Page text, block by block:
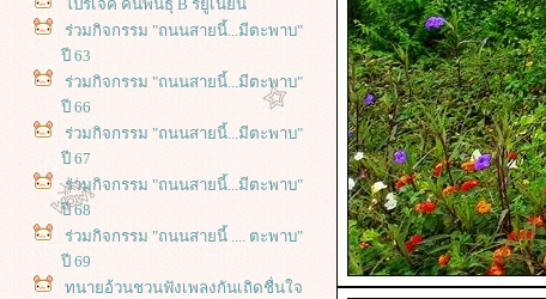
ปรเจ็ค คนพันธุ์ B รียูเนี่ยน
ร่วมกิจกรรม "ถนนสายนี้...มีตะพาบ"
ปี 63
ร่วมกิจกรรม "ถนนสายนี้...มีตะพาบ"
ปี 66
ร่วมกิจกรรม "ถนนสายนี้...มีตะพาบ"
ปี 67
ร่วมกิจกรรม "ถนนสายนี้...มีตะพาบ"
ปี 68
ร่วมกิจกรรม "ถนนสายนี้ .... ตะพาบ"
ปี 69
ทนายอ้วนชวนฟังเพลงกันเถิดชื่นใจ